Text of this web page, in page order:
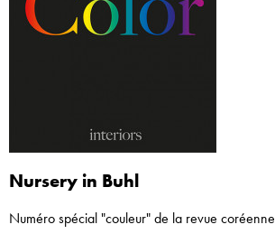
Nursery in Buhl
Numéro spécial "couleur" de la revue coréenne